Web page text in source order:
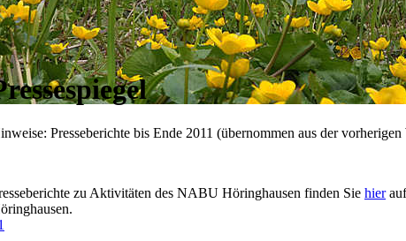
Presseberichte bis Ende 2011 (übernommen aus der
zu Aktivitäten des NABU Höringhausen finden Sie hierauf